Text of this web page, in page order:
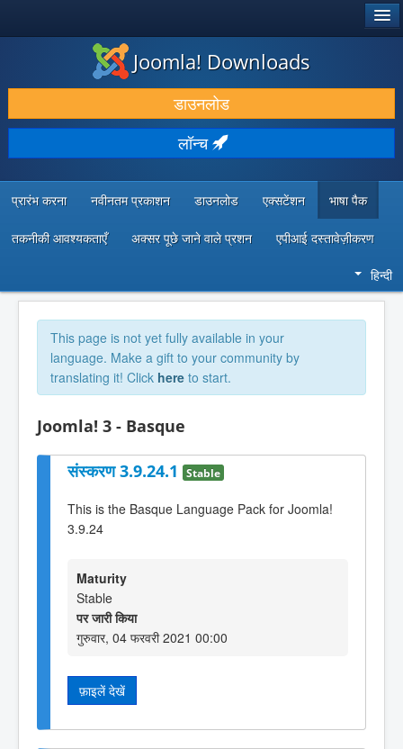
डाउनलोड करें और बढ़ाएं
खोजें और जानें
सामुदायिक समर्थन
डेवलपर संसाधन
Joomla! Downloads
डाउनलोड
लॉन्च
प्रारंभ करना नवीनतम प्रकाशन डाउनलोड एक्सटेंशन भाषा पैक
तकनीकी आवश्यकताएँ अक्सर पूछे जाने वाले प्रशन एपीआई दस्तावेज़ीकरण
हिन्दी
This page is not yet fully available in your
language. Make a gift to your community by
translating it! Click here to start.
Joomla! 3 - Basque
संस्करण 3.9.24.1 Stable
This is the Basque Language Pack for Joomla!
3.9.24
Maturity
Stable
पर जारी किया
गुरुवार, 04 फरवरी 2021 00:00
फ़ाइलें देखें